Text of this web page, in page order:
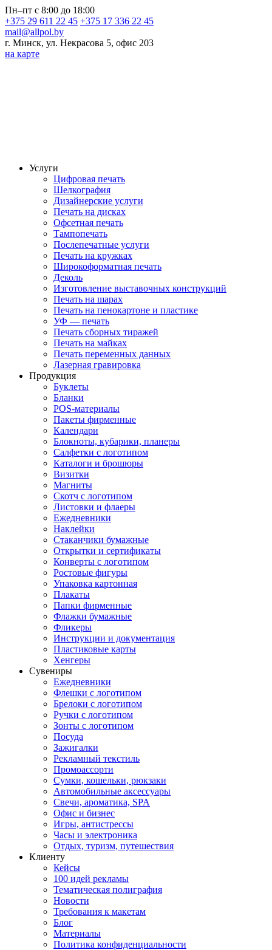
Пн–пт с 8:00 до 18:00
+375 29 611 22 45 +375 17 336 22 45
mail@allpol.by
г. Минск, ул. Некрасова 5, офис 203
на карте
Услуги
Цифровая печать
Шелкография
Дизайнерские услуги
Печать на дисках
Офсетная печать
Тампопечать
Послепечатные услуги
Печать на кружках
Широкоформатная печать
Деколь
Изготовление выставочных конструкций
Печать на шарах
Печать на пенокартоне и пластике
УФ — печать
Печать сборных тиражей
Печать на майках
Печать переменных данных
Лазерная гравировка
Продукция
Буклеты
Бланки
POS-материалы
Пакеты фирменные
Календари
Блокноты, кубарики, планеры
Салфетки с логотипом
Каталоги и брошюры
Визитки
Магниты
Скотч с логотипом
Листовки и флаеры
Ежедневники
Наклейки
Стаканчики бумажные
Открытки и сертификаты
Конверты с логотипом
Ростовые фигуры
Упаковка картонная
Плакаты
Папки фирменные
Флажки бумажные
Фликеры
Инструкции и документация
Пластиковые карты
Хенгеры
Сувениры
Ежедневники
Флешки с логотипом
Брелоки с логотипом
Ручки с логотипом
Зонты с логотипом
Посуда
Зажигалки
Рекламный текстиль
Промоассорти
Сумки, кошельки, рюкзаки
Автомобильные аксессуары
Свечи, ароматика, SPA
Офис и бизнес
Игры, антистрессы
Часы и электроника
Отдых, туризм, путешествия
Клиенту
Кейсы
100 идей рекламы
Тематическая полиграфия
Новости
Требования к макетам
Блог
Материалы
Политика конфиденциальности